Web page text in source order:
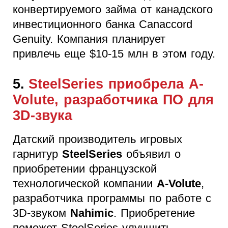
конвертируемого займа от канадского
инвестиционного банка Canaccord
Genuity. Компания планирует
привлечь еще $10-15 млн в этом году.
5. SteelSeries приобрела A-
Volute, разработчика ПО для
3D-звука
Датский производитель игровых
гарнитур SteelSeries объявил о
приобретении французской
технологической компании A-Volute,
разработчика программы по работе с
3D-звуком Nahimic. Приобретение